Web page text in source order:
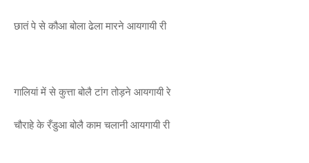
छातं पे से कौआ बोला ढेला मारने आयगायी री
गालियां में से कुत्ता बोलै टांग तोड़ने आयगायी रे
चौराहे के रँडुआ बोलै काम चलानी आयगायी री